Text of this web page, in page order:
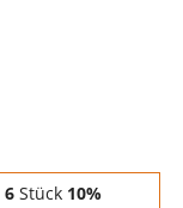
6Stück 10%